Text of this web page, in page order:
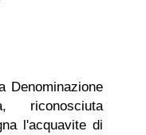
Denominazione
riconosciuta
l'acquavite di